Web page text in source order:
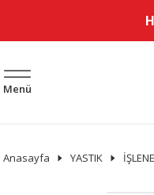
Menü
Anasayfa YASTIK